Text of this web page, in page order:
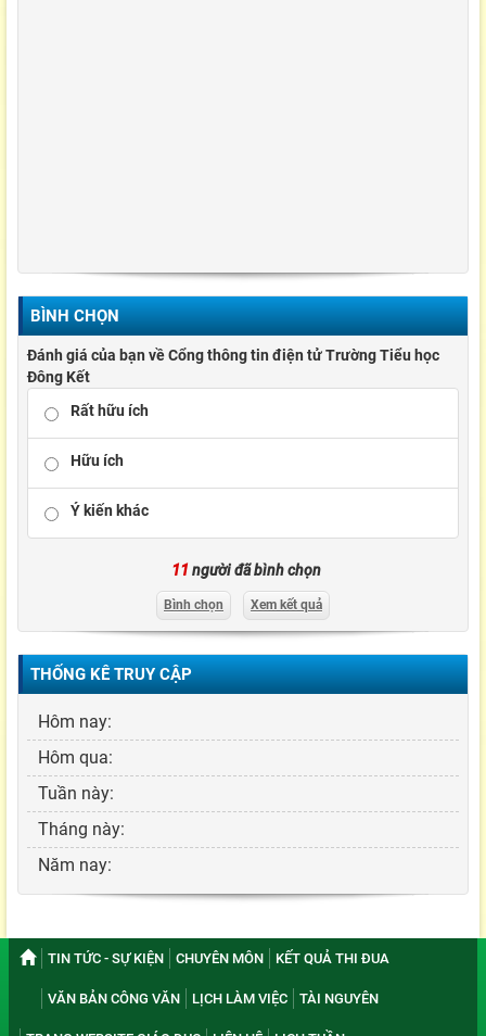
BÌNH CHỌN
Đánh giá của bạn về Cổng thông tin điện tử Trường Tiểu học
Đông Kết
Rất hữu ích
Hữu ích
Ý kiến khác
11 người đã bình chọn
Bình chọn Xem kết quả
THỐNG KÊ TRUY CẬP
Hôm nay:
Hôm qua:
Tuần này:
Tháng này:
Năm nay:
TIN TỨC - SỰ KIỆN CHUYÊN MÔN KẾT QUẢ THI ĐUA
VĂN BẢN CÔNG VĂN LỊCH LÀM VIỆC TÀI NGUYÊN